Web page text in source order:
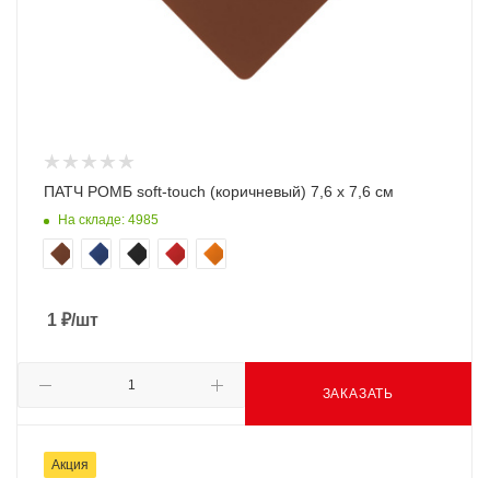
ПАТЧ РОМБ soft-touch (коричневый) 7,6 х 7,6 см
На складе: 4985
1 ₽/шт
ЗАКАЗАТЬ
Акция